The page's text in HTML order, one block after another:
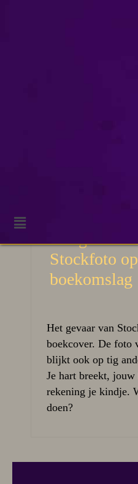
Het gevaar
Stockfoto
boekomslag
Het gevaar van
boekcover. De foto
blijkt ook op tig
Je hart breekt,
rekening je kindje.
doen?